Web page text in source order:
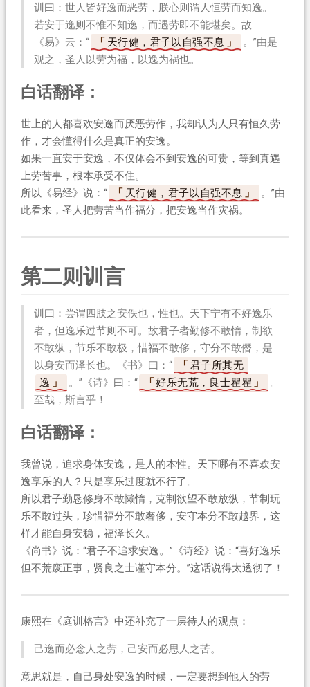
训曰：世人皆好逸而恶劳，朕心则谓人恒劳而知逸。
若安于逸则不惟不知逸，而遇劳即不能堪矣。故
《易》云：“
天行健，君子以自强不息
。”由是
观之，圣人以劳为福，以逸为祸也。
白话翻译：
世上的人都喜欢安逸而厌恶劳作，我却认为人只有恒久劳
作，才会懂得什么是真正的安逸。
如果一直安于安逸，不仅体会不到安逸的可贵，等到真遇
上劳苦事，根本承受不住。
所以《易经》说：“
天行健，君子以自强不息
。”由
此看来，圣人把劳苦当作福分，把安逸当作灾祸。
第二则训言
训曰：尝谓四肢之安佚也，性也。天下宁有不好逸乐
者，但逸乐过节则不可。故君子者勤修不敢惰，制欲
不敢纵，节乐不敢极，惜福不敢侈，守分不敢僭，是
以身安而泽长也。《书》曰：“
君子所其无
逸
。”《诗》曰：“ 好乐无荒，良士瞿瞿
。”
至哉，斯言乎！
白话翻译：
我曾说，追求身体安逸，是人的本性。天下哪有不喜欢安
逸享乐的人？只是享乐过度就不行了。
所以君子勤恳修身不敢懒惰，克制欲望不敢放纵，节制玩
乐不敢过头，珍惜福分不敢奢侈，安守本分不敢越界，这
样才能自身安稳，福泽长久。
《尚书》说：“君子不追求安逸。”《诗经》说：“喜好逸乐
但不荒废正事，贤良之士谨守本分。”这话说得太透彻了！
康熙在《庭训格言》中还补充了一层待人的观点：
己逸而必念人之劳，己安而必思人之苦。
意思就是，自己身处安逸的时候，一定要想到他人的劳